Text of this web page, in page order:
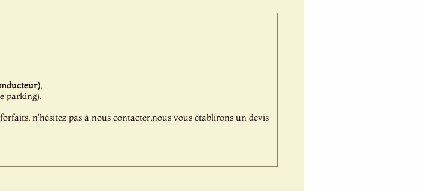
,
parking).
n'hésitez pas à nous contacter,nous vous établirons un devis